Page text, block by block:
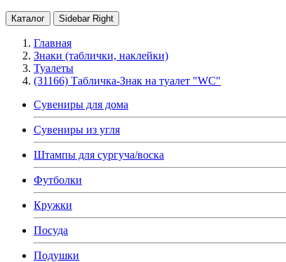
Каталог Sidebar Right
Главная
Знаки (таблички, наклейки)
Туалеты
(31166) Табличка-Знак на туалет "WC"
Сувениры для дома
Сувениры из угля
Штампы для сургуча/воска
Футболки
Кружки
Посуда
Подушки